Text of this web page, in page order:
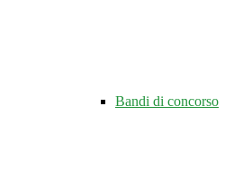
Bandi di concorso